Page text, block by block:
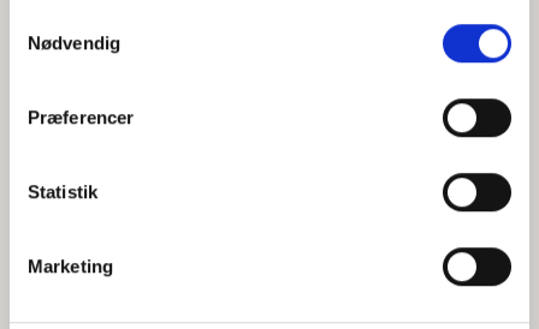
Nødvendig
Præferencer
Statistik
Marketing
Hvem er CEPOS